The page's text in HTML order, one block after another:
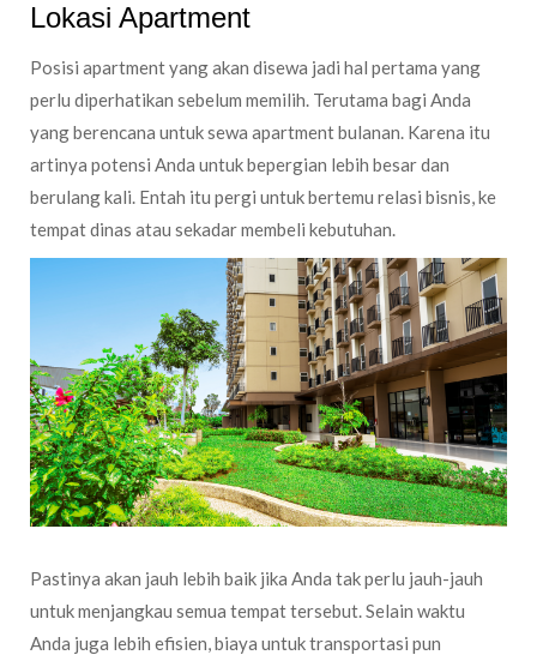
Lokasi Apartment
Posisi apartment yang akan disewa jadi hal pertama yang
perlu diperhatikan sebelum memilih. Terutama bagi Anda
yang berencana untuk sewa apartment bulanan. Karena itu
artinya potensi Anda untuk bepergian lebih besar dan
berulang kali. Entah itu pergi untuk bertemu relasi bisnis, ke
tempat dinas atau sekadar membeli kebutuhan.
Pastinya akan jauh lebih baik jika Anda tak perlu jauh-jauh
untuk menjangkau semua tempat tersebut. Selain waktu
Anda juga lebih efisien, biaya untuk transportasi pun